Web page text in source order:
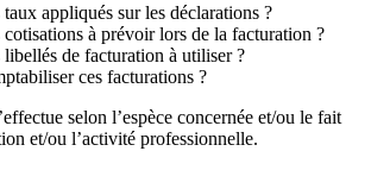
appliqués sur les déclarations ?
cotisations à prévoir lors de la facturation ?
libellés de facturation à utiliser ?
ces facturations ?
selon l’espèce concernée et/ou le fait
et/ou l’activité professionnelle.